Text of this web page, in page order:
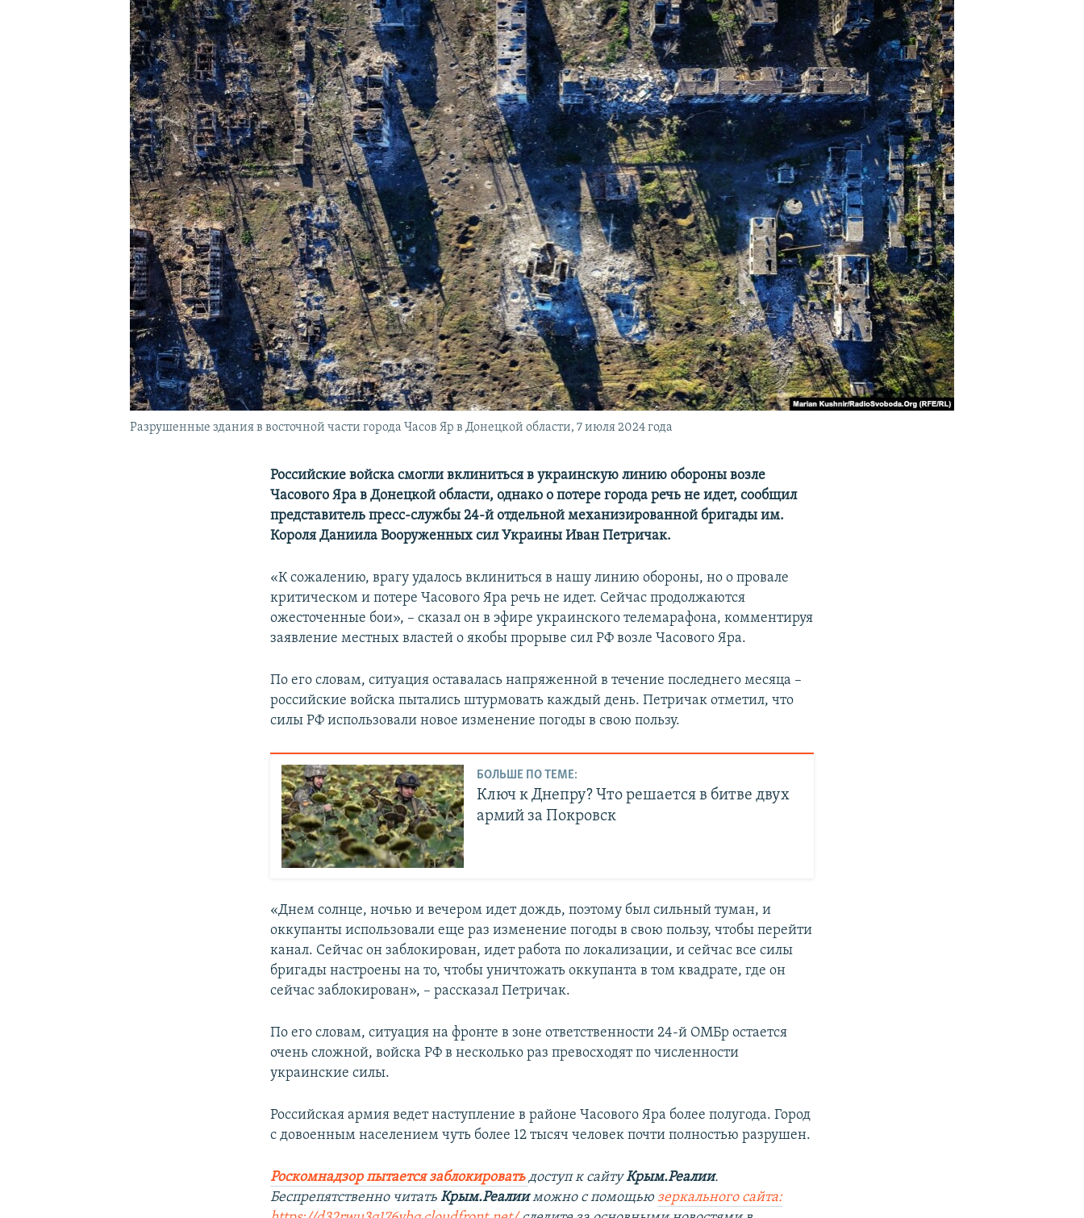
КРЫМ.НЕПОКОРЕННЫЙ
УКРАИНСКАЯ ПРОБЛЕМА КРЫМА
Разрушенные здания в восточной части города Часов Яр в Донецкой области, 7 июля 2024 года
Российские войска смогли вклиниться в украинскую линию обороны возле
Часового Яра в Донецкой области, однако о потере города речь не идет, сообщил
представитель пресс-службы 24-й отдельной механизированной бригады им.
Короля Даниила Вооруженных сил Украины Иван Петричак.
«К сожалению, врагу удалось вклиниться в нашу линию обороны, но о провале
критическом и потере Часового Яра речь не идет. Сейчас продолжаются
ожесточенные бои», – сказал он в эфире украинского телемарафона, комментируя
заявление местных властей о якобы прорыве сил РФ возле Часового Яра.
По его словам, ситуация оставалась напряженной в течение последнего месяца –
российские войска пытались штурмовать каждый день. Петричак отметил, что
силы РФ использовали новое изменение погоды в свою пользу.
БОЛЬШЕ ПО ТЕМЕ:
Ключ к Днепру? Что решается в битве двух
армий за Покровск
«Днем солнце, ночью и вечером идет дождь, поэтому был сильный туман, и
оккупанты использовали еще раз изменение погоды в свою пользу, чтобы перейти
канал. Сейчас он заблокирован, идет работа по локализации, и сейчас все силы
бригады настроены на то, чтобы уничтожать оккупанта в том квадрате, где он
сейчас заблокирован», – рассказал Петричак.
По его словам, ситуация на фронте в зоне ответственности 24-й ОМБр остается
очень сложной, войска РФ в несколько раз превосходят по численности
украинские силы.
Российская армия ведет наступление в районе Часового Яра более полугода. Город
с довоенным населением чуть более 12 тысяч человек почти полностью разрушен.
Роскомнадзор пытается заблокировать доступ к сайтуКрым.Реалии.
Беспрепятственно читатьКрым.Реалииможно с помощьюзеркального сайта: